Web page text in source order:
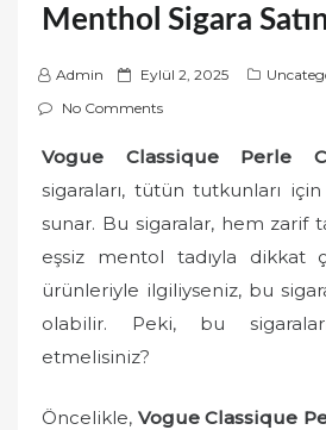
Menthol Sigara
Admin
P
o
t
e
d
Eylül 2, 2025
No Comments
Vogue Classique Perle
sigaraları, tütün tutkunları
sunar. Bu sigaralar, hem zarif
eşsiz mentol tadıyla dikkat
ürünleriyle ilgiliyseniz, bu
olabilir. Peki, bu
etmelisiniz?
Öncelikle, Vogue Classique